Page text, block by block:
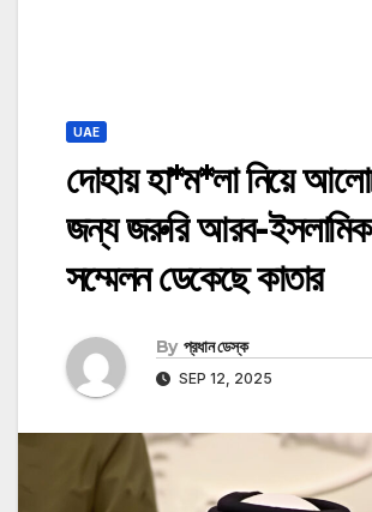
UAE
দোহায় হা*ম*লা নিয়ে
জন্য জরুরি আরব-ইসলামিক
সম্মেলন ডেকেছে কাতার
By প্রধান ডেস্ক
SEP 12, 2025